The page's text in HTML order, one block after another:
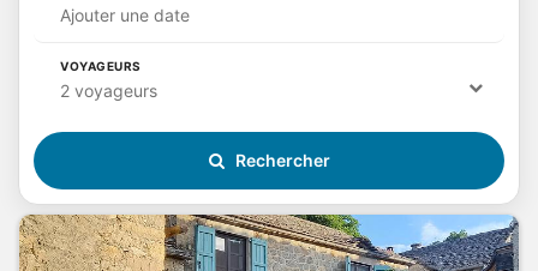
Ajouter une date
VOYAGEURS
2 voyageurs
Rechercher